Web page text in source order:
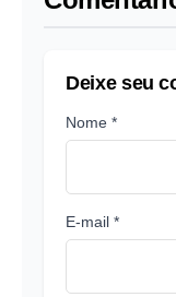
Deixe seu
Nome *
E-mail *